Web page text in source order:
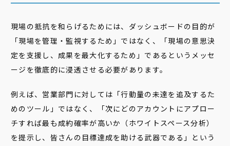
現場の抵抗を和らげるためには、ダッシュボードの目的が
「現場を管理・監視するため」ではなく、「現場の意思決
定を支援し、成果を最大化するため」であるというメッセ
ージを徹底的に浸透させる必要があります。
例えば、営業部門に対しては「行動量の未達を追及するた
めのツール」ではなく、「次にどのアカウントにアプロー
チすれば最も成約確率が高いか（ホワイトスペース分析）
を提示し、皆さんの目標達成を助ける武器である」という